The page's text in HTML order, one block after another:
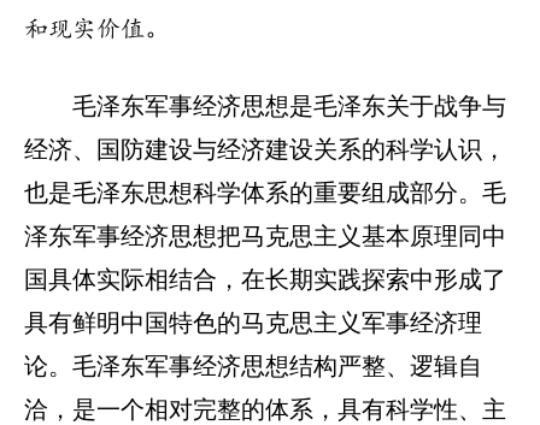
和现实价值。
毛泽东军事经济思想是毛泽东关于战争与
经济、国防建设与经济建设关系的科学认识，
也是毛泽东思想科学体系的重要组成部分。毛
泽东军事经济思想把马克思主义基本原理同中
国具体实际相结合，在长期实践探索中形成了
具有鲜明中国特色的马克思主义军事经济理
论。毛泽东军事经济思想结构严整、逻辑自
洽，是一个相对完整的体系，具有科学性、主